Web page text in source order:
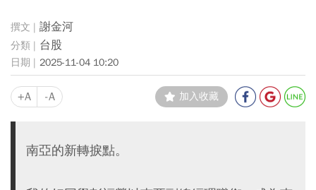
謝金河
台股
2025-11-04 10:20
+A -A 加入收藏
南亞的新轉捩點。